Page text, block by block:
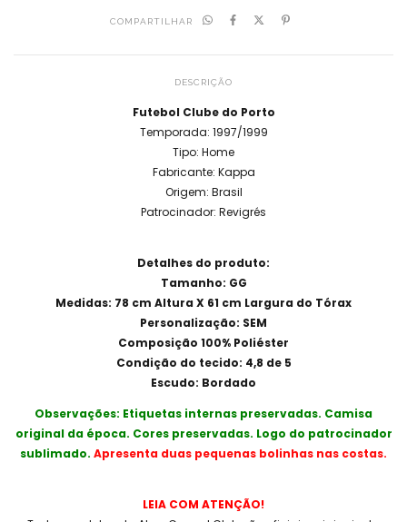
COMPARTILHAR
DESCRIÇÃO
Futebol Clube do Porto
Temporada: 1997/1999
Tipo: Home
Fabricante: Kappa
Origem: Brasil
Patrocinador: Revigrés
Detalhes do produto:
Tamanho: GG
Medidas: 78 cm Altura X 61 cm Largura do Tórax
Personalização: SEM
Composição 100% Poliéster
Condição do tecido: 4,8 de 5
Escudo: Bordado
Observações: Etiquetas internas preservadas. Camisa
original da época. Cores preservadas. Logo do patrocinador
sublimado. Apresenta duas pequenas bolinhas nas costas.
LEIA COM ATENÇÃO!